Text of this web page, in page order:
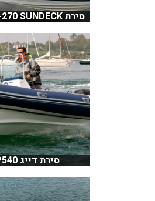
סירת Sea Ray-270 SUNDECK
סירת דייג OP540